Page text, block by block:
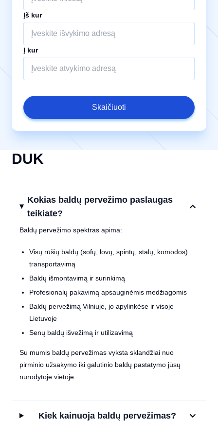
Įš kur
Į kur
Skaičiuoti
DUK
Kokias baldų pervežimo paslaugas
teikiate?
Baldų pervežimo spektras apima:
Visų rūšių baldų (sofų, lovų, spintų, stalų, komodos)
transportavimą
Baldų išmontavimą ir surinkimą
Profesionalų pakavimą apsauginėmis medžiagomis
Baldų pervežimą Vilniuje, jo apylinkėse ir visoje
Lietuvoje
Senų baldų išvežimą ir utilizavimą
Su mumis baldų pervežimas vyksta sklandžiai nuo
pirminio užsakymo iki galutinio baldų pastatymo jūsų
nurodytoje vietoje.
Kiek kainuoja baldų pervežimas?